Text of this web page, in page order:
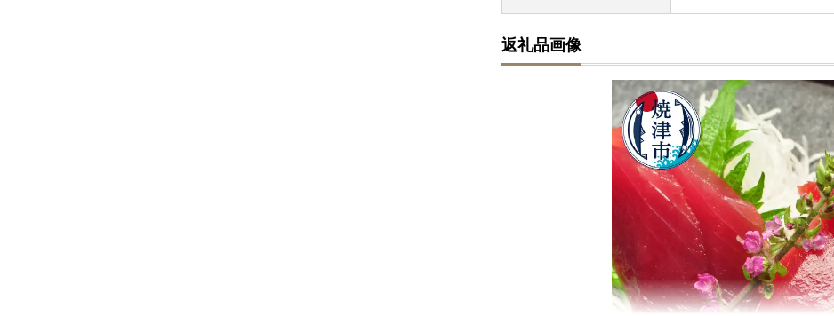
返礼品画像